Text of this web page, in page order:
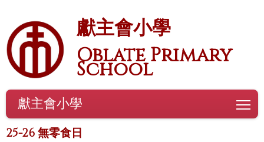
獻主會小學
Oblate Primary
School
獻主會小學
25-26 無零食日